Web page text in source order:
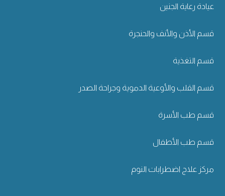
عيادة رعاية الجنين
قسم الأذن والأنف والحنجرة
قسم التغذية
قسم القلب والأوعية الدموية وجراحة الصدر
قسم طب الأسرة
قسم طب الأطفال
مركز علاج اضطرابات النوم